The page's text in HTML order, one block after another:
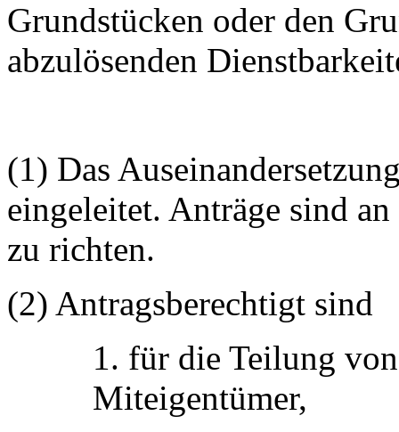
Grundstücken oder den
abzulösenden
(1) Das
eingeleitet. Anträge sind
zu richten.
(2) Antragsberechtigt sind
1. für die Teilung
Miteigentümer,